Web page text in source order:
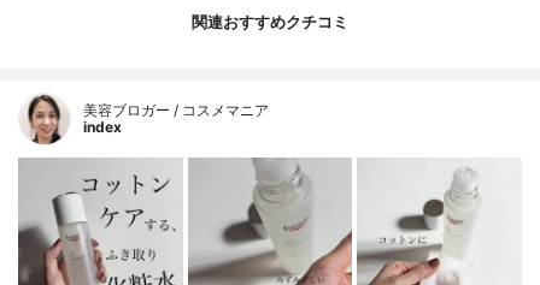
関連おすすめクチコミ
美容ブロガー / コスメマニア
index